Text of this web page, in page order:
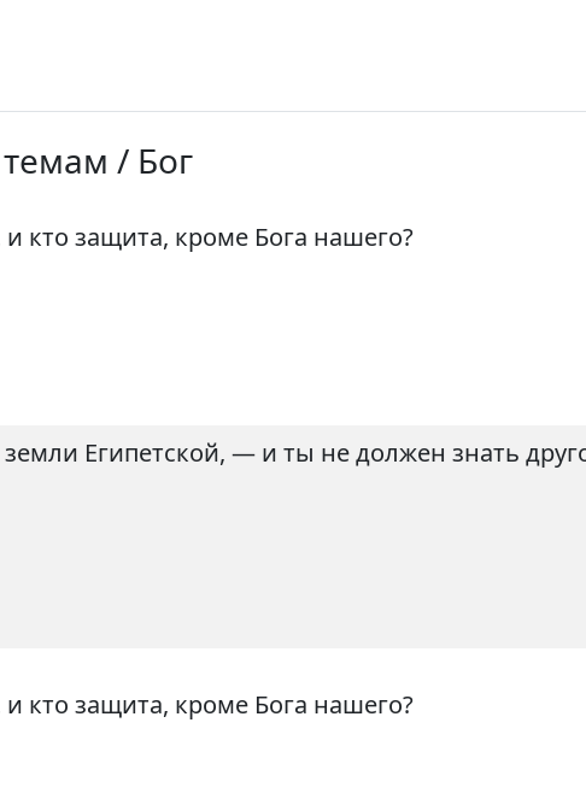
/ Бог
кто защита, кроме Бога нашего?
Египетской, — и ты не должен знать
кто защита, кроме Бога нашего?